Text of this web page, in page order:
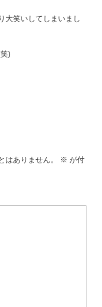
大笑いしてしまいまし
)
はありません。 ※ が付